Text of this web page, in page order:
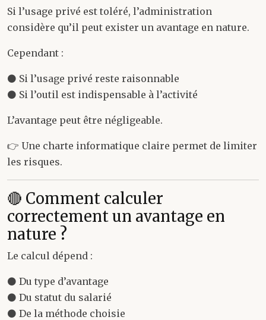
Si l’usage privé est toléré, l’administration
considère qu’il peut exister un avantage en nature.
Cependant :
⚫ Si l’usage privé reste raisonnable
⚫ Si l’outil est indispensable à l’activité
L’avantage peut être négligeable.
👉 Une charte informatique claire permet de limiter
les risques.
🔴 Comment calculer
correctement un avantage en
nature ?
Le calcul dépend :
⚫ Du type d’avantage
⚫ Du statut du salarié
⚫ De la méthode choisie